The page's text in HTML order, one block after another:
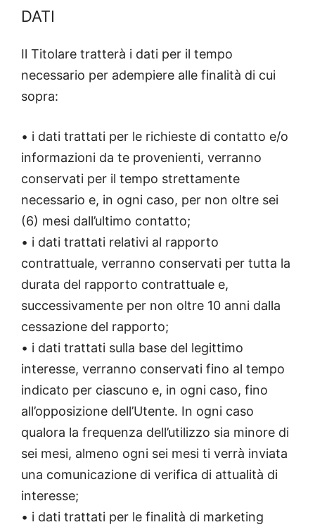
DATI
Il Titolare tratterà i dati per il tempo
necessario per adempiere alle finalità di cui
sopra:
• i dati trattati per le richieste di contatto e/o
informazioni da te provenienti, verranno
conservati per il tempo strettamente
necessario e, in ogni caso, per non oltre sei
(6) mesi dall’ultimo contatto;
• i dati trattati relativi al rapporto
contrattuale, verranno conservati per tutta la
durata del rapporto contrattuale e,
successivamente per non oltre 10 anni dalla
cessazione del rapporto;
• i dati trattati sulla base del legittimo
interesse, verranno conservati fino al tempo
indicato per ciascuno e, in ogni caso, fino
all’opposizione dell’Utente. In ogni caso
qualora la frequenza dell’utilizzo sia minore di
sei mesi, almeno ogni sei mesi ti verrà inviata
una comunicazione di verifica di attualità di
interesse;
• i dati trattati per le finalità di marketing